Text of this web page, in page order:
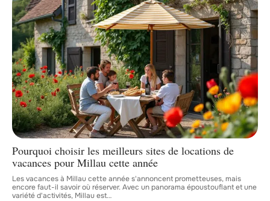
Pourquoi choisir les meilleurs sites de locations de
vacances pour Millau cette année
Les vacances à Millau cette année s'annoncent prometteuses, mais
encore faut-il savoir où réserver. Avec un panorama époustouflant et une
variété d'activités, Millau est…